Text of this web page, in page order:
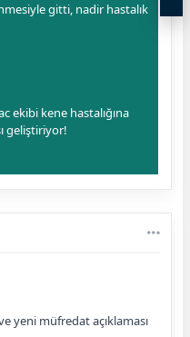
gitti, nadir hastalık
ekibi kene hastalığına
geliştiriyor!
yeni müfredat açıklaması